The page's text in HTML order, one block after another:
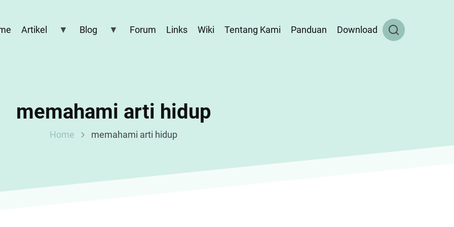
Artikel Blog Forum Links Wiki Tentang Kami Panduan Download
memahami arti hidup
Home memahami arti hidup